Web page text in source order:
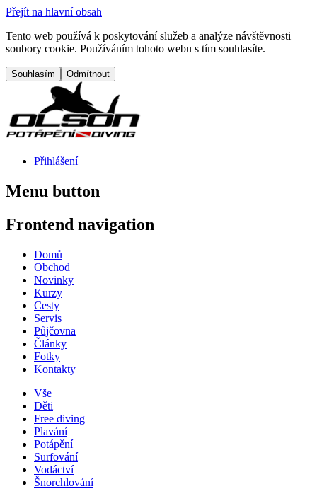
Přejít na hlavní obsah
Tento web používá k poskytování služeb a analýze návštěvnosti
soubory cookie. Používáním tohoto webu s tím souhlasíte.
Přihlášení
Menu button
Frontend navigation
Domů
Obchod
Novinky
Kurzy
Cesty
Servis
Půjčovna
Články
Fotky
Kontakty
Vše
Děti
Free diving
Plavání
Potápění
Surfování
Vodáctví
Šnorchlování